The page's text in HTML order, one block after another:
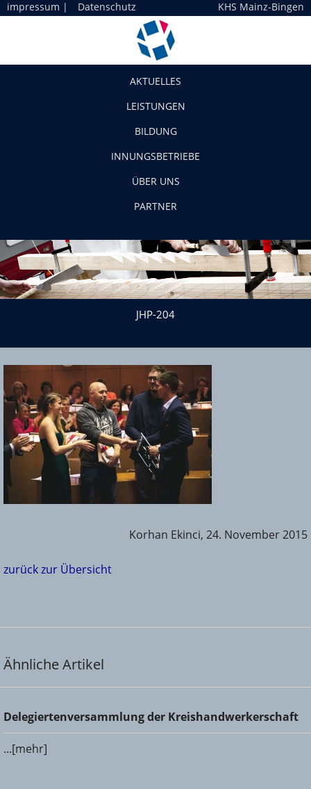
impressum | Datenschutz KHS Mainz-Bingen
AKTUELLES
LEISTUNGEN
BILDUNG
INNUNGSBETRIEBE
ÜBER UNS
PARTNER
JHP-204
Korhan Ekinci, 24. November 2015
zurück zur Übersicht
Ähnliche Artikel
Delegiertenversammlung der Kreishandwerkerschaft
Delegiertenversammlung der Kreishandwerkerschaft
...[mehr]